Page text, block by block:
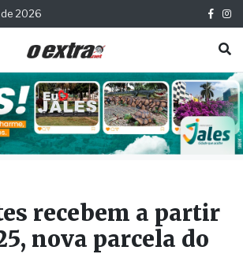
2026
recebem a partir